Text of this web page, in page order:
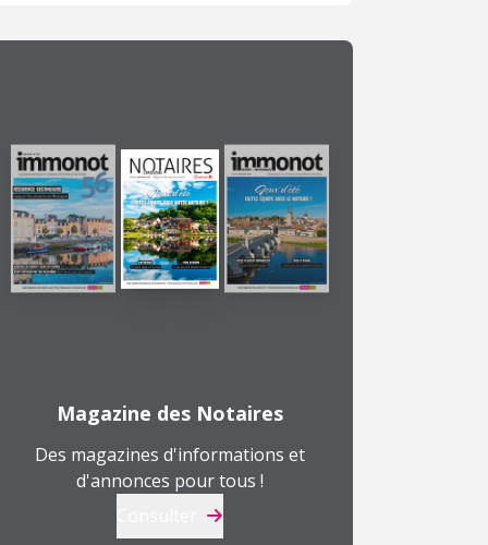
Magazine des Notaires
Des magazines d'informations et
d'annonces pour tous !